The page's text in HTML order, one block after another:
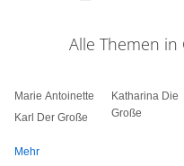
Alle Themen in
Marie Antoinette
Karl Der Große
Katharina Die
Große
Mehr